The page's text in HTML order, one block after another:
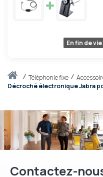
Accueiltéléphonie fixe
Décroché électronique Jabra
En fin de vie
Contactez-